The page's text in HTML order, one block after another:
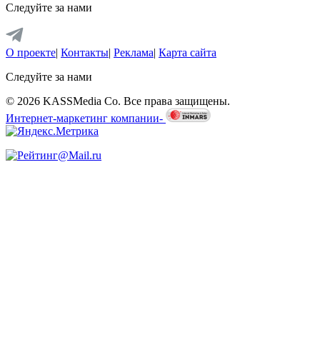
Следуйте за нами
О проекте| Контакты| Реклама| Карта сайта
Следуйте за нами
© 2026 KASSMedia Co. Все права защищены.
Интернет-маркетинг компании-